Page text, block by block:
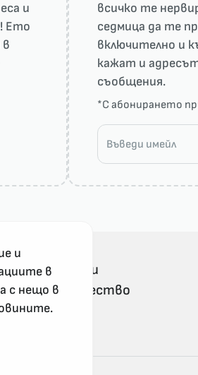
и
Ето
всичко те
седмица да те
включително и
кажат и
съобщения.
*С абонирането
Не!Новини
и общество
и
в
с нещо в